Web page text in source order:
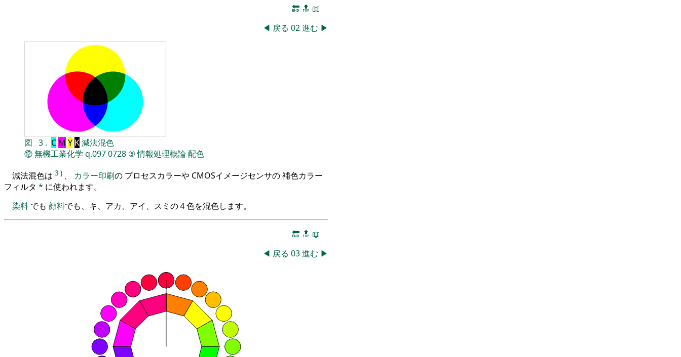
🔚 🔝 📖
◀ 戻る 02進む ▶
図 3 . C M Y K減法混色
⑫無機工業化学 q.0970728 ⑤情報処理概論配色
減法混色は 3 ) 、 カラー印刷の プロセスカラーや CMOSイメージセンサの 補色カラー
フィルタ * に使われます。
染料 でも 顔料でも、キ、アカ、アイ、スミの４色を混色します。
🔚 🔝 📖
◀ 戻る 03進む ▶